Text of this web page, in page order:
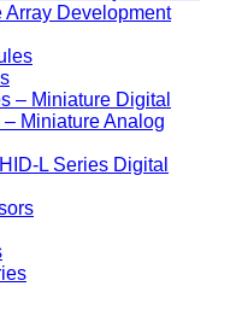
Array Development
– Miniature Digital
– Miniature Analog
L Series Digital